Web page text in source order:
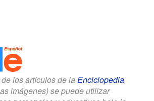
los artículos de la Enciclopedia
imágenes) se puede utilizar